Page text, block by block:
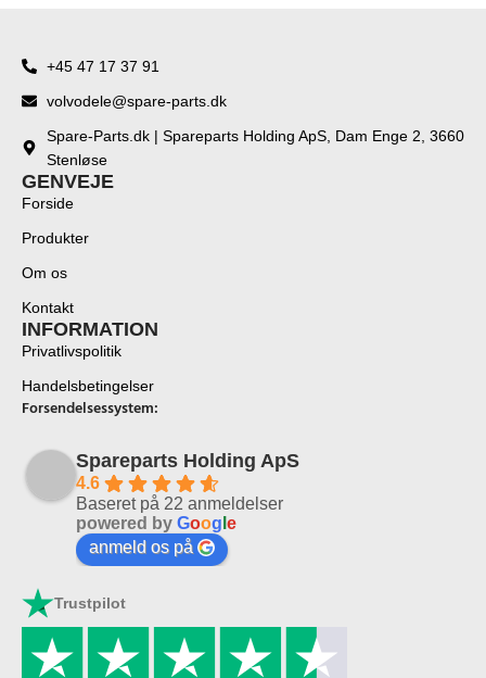
+45 47 17 37 91
volvodele@spare-parts.dk
Spare-Parts.dk | Spareparts Holding ApS, Dam Enge 2, 3660
Stenløse
GENVEJE
Forside
Produkter
Om os
Kontakt
INFORMATION
Privatlivspolitik
Handelsbetingelser
Forsendelsessystem:
Spareparts Holding ApS
4.6
Baseret på 22 anmeldelser
powered by Goog e
anmeld os på
Trustpilot